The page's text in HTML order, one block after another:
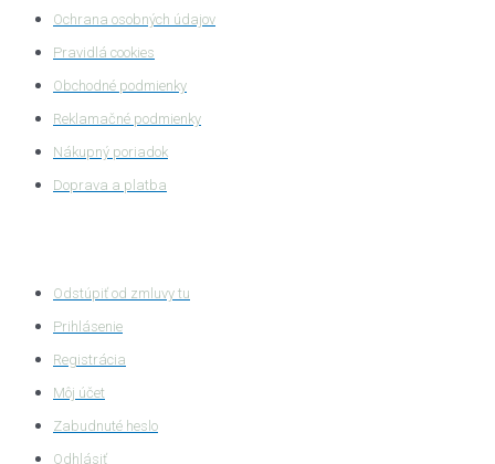
Ochrana osobných údajov
Pravidlá cookies
Obchodné podmienky
Reklamačné podmienky
Nákupný poriadok
Doprava a platba
Odstúpiť od zmluvy tu
Prihlásenie
Registrácia
Môj účet
Zabudnuté heslo
Odhlásiť